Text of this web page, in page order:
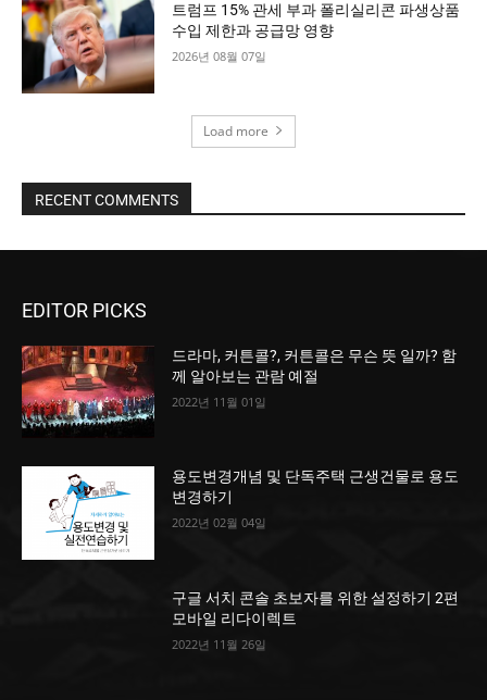
트럼프 15% 관세 부과 폴리실리콘 파생상품
수입 제한과 공급망 영향
2026년 08월 07일
Load more
RECENT COMMENTS
EDITOR PICKS
드라마, 커튼콜?, 커튼콜은 무슨 뜻 일까? 함
께 알아보는 관람 예절
2022년 11월 01일
용도변경개념 및 단독주택 근생건물로 용도
변경하기
2022년 02월 04일
구글 서치 콘솔 초보자를 위한 설정하기 2편
모바일 리다이렉트
2022년 11월 26일